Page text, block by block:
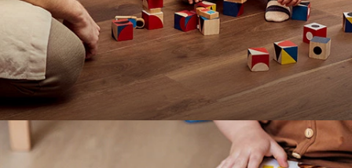
Wood & Stone